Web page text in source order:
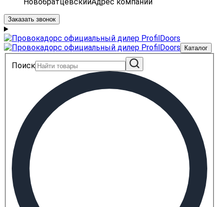
Заказать звонок
Каталог
Поиск